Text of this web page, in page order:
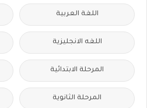
اللغة العربية
اللغه الانجليزية
المرحلة الابتدائية
المرحلة الثانوية